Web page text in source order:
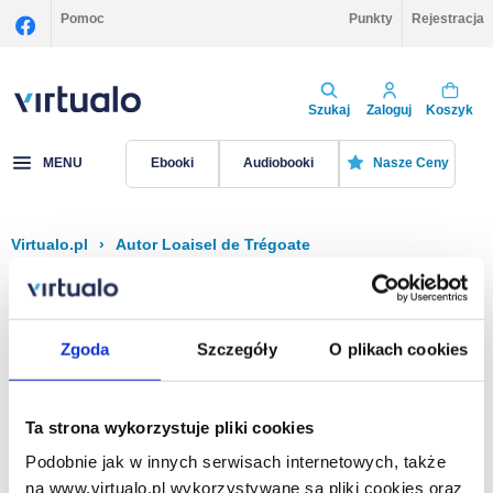
Zgoda Szczegóły O plikach cookies
Ta strona wykorzystuje pliki cookies
Podobnie jak w innych serwisach internetowych, także
na www.virtualo.pl wykorzystywane są pliki cookies oraz
Pomoc Punkty Rejestracja
Szukaj Zaloguj Koszyk
MENU Ebooki Audiobooki Nasze Ceny
Virtualo.pl › Autor Loaisel de Trégoate
Filtruj Sortuj
Na stronie